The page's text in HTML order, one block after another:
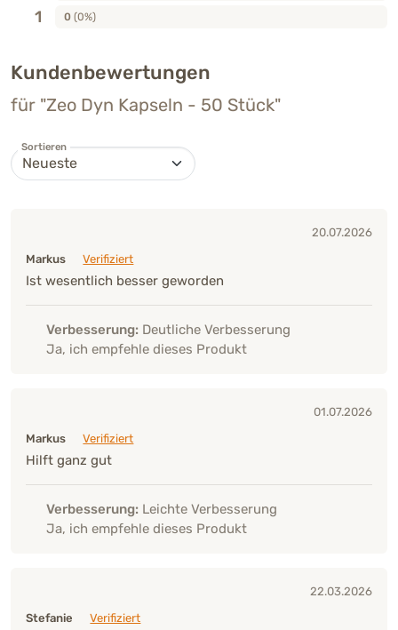
1 0 (0%)
Kundenbewertungen
für "Zeo Dyn Kapseln - 50 Stück"
Sortieren
20.07.2026
Markus
Verifiziert
Ist wesentlich besser geworden
Verbesserung: Deutliche Verbesserung
Ja, ich empfehle dieses Produkt
01.07.2026
Markus
Verifiziert
Hilft ganz gut
Verbesserung: Leichte Verbesserung
Ja, ich empfehle dieses Produkt
22.03.2026
Stefanie
Verifiziert